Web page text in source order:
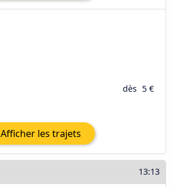
dès 5 €
Afficher les trajets
13:13